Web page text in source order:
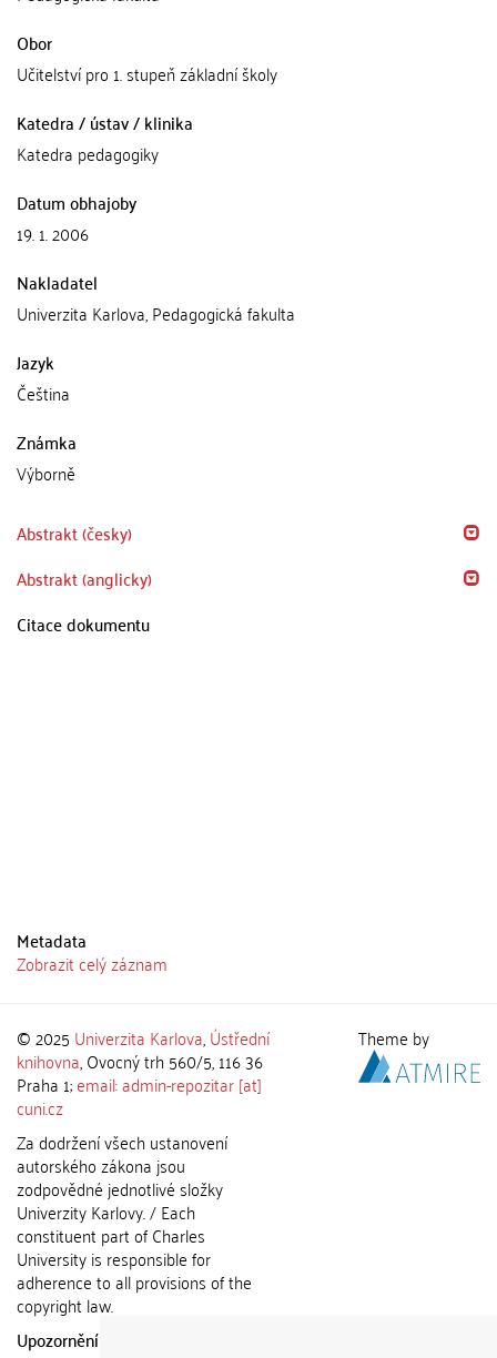
Obor
Učitelství pro 1. stupeň základní školy
Katedra / ústav / klinika
Katedra pedagogiky
Datum obhajoby
19. 1. 2006
Nakladatel
Univerzita Karlova, Pedagogická fakulta
Jazyk
Čeština
Známka
Výborně
Abstrakt (česky)
Abstrakt (anglicky)
Citace dokumentu
Metadata
Zobrazit celý záznam
© 2025 Univerzita Karlova,Ústřední
knihovna, Ovocný trh 560/5, 116 36
Praha 1;email: admin-repozitar [at]
cuni.cz
Za dodržení všech ustanovení
autorského zákona jsou
zodpovědné jednotlivé složky
Univerzity Karlovy. / Each
constituent part of Charles
University is responsible for
adherence to all provisions of the
copyright law.
Upozornění / Notice:
Theme by